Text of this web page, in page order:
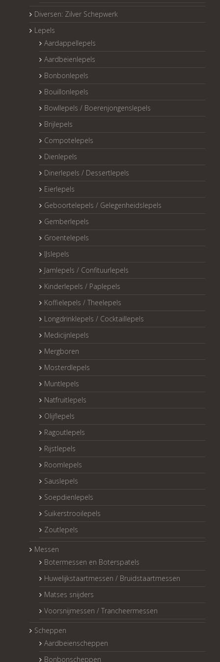
Diversen: Zilver Schepwerk
Lepels
Aardappellepels
Aardbeienlepels
Bonbonlepels
Bouillonlepels
Bowllepels / Boerenjongenslepels
Brijlepels
Compotelepels
Dienlepels
Dinerlepels / Dessertlepels
Eierlepels
Geboortelepels / Gelegenheidslepels
Gemberlepels
Groentelepels
IJslepels
Jamlepels / Confituurlepels
Kinderlepels / Paplepels
Koffielepels / Theelepels
Longdrinklepels / Cocktaillepels
Medicijnlepels
Mergboren
Mosterdlepels
Muntlepels
Natfruitlepels
Olijflepels
Ragoutlepels
Rijstlepels
Roomlepels
Sauslepels
Soepdienlepels
Suikerstrooilepels
Zoutlepels
Messen
Botermessen en Boterspatels
Huwelijkstaartmessen / Bruidstaartmessen
Matses snijders
Voorsnijmessen / Trancheermessen
Scheppen
Aardbeienscheppen
Bonbonscheppen